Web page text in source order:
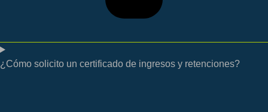
¿Cómo solicito un certificado de ingresos y retenciones?